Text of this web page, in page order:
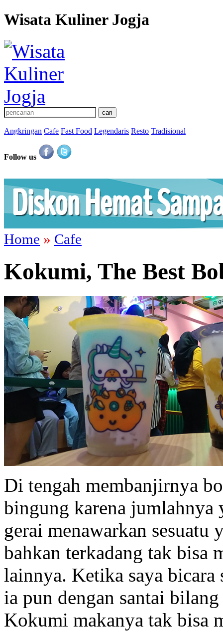
Wisata Kuliner Jogja
Angkringan Cafe Fast Food Legendaris Resto Tradisional
Follow us
Home » Cafe
Kokumi, The Best
Di tengah membanjirnya
bingung karena jumlahnya
gerai menawarkan sesuatu
bahkan terkadang tak bisa
lainnya. Ketika saya bicara
ia pun dengan santai
Kokumi makanya tak bisa